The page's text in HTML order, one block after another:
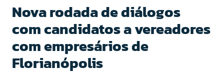
Nova rodada de diálogos
com candidatos a vereadores
com empresários de
Florianópolis